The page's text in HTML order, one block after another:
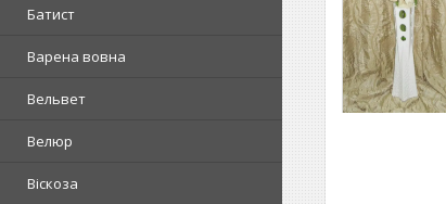
Батист
Варена вовна
Вельвет
Велюр
Віскоза